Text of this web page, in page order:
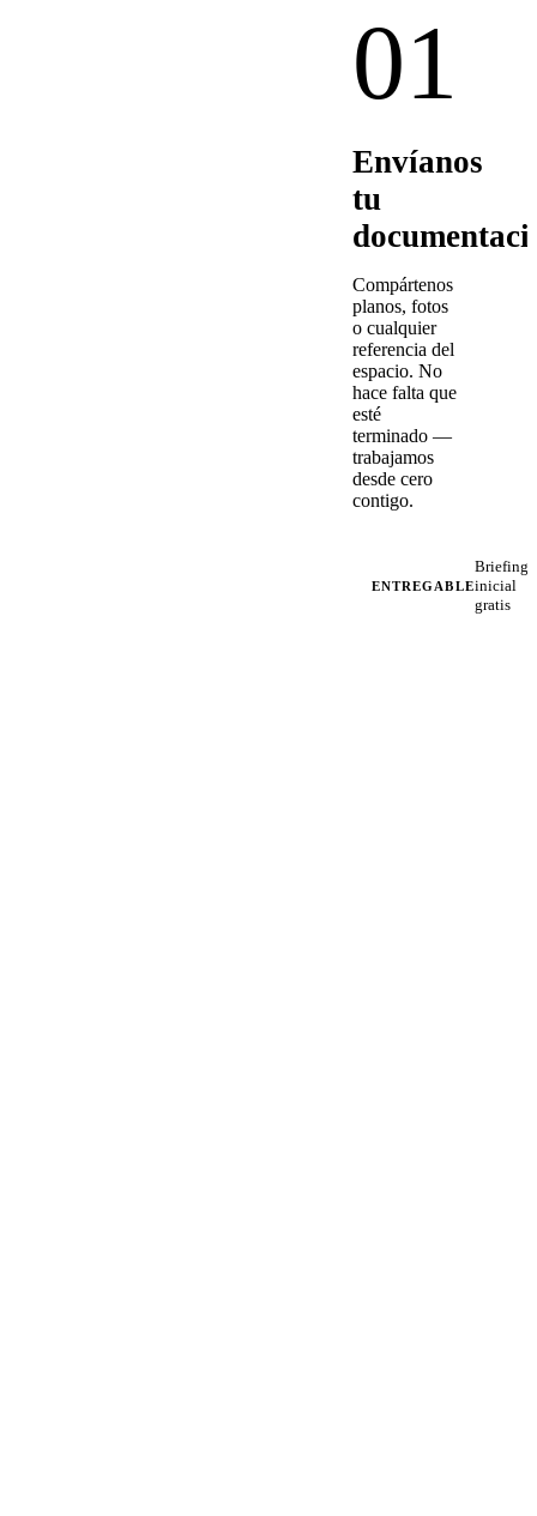
01
Envíanos
tu
Compártenos
planos, fotos
o cualquier
referencia del
espacio. No
hace falta que
esté
terminado —
trabajamos
desde cero
contigo.
ENTREGABLE
Briefing
inicial
gratis